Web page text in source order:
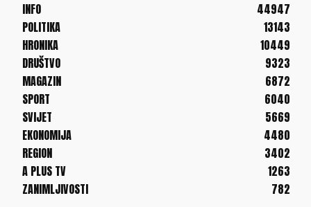
INFO
44947
POLITIKA
13143
HRONIKA
10449
DRUŠTVO
9323
MAGAZIN
6872
SPORT
6040
SVIJET
5669
EKONOMIJA
4480
REGION
3402
A PLUS TV
1263
ZANIMLJIVOSTI
782